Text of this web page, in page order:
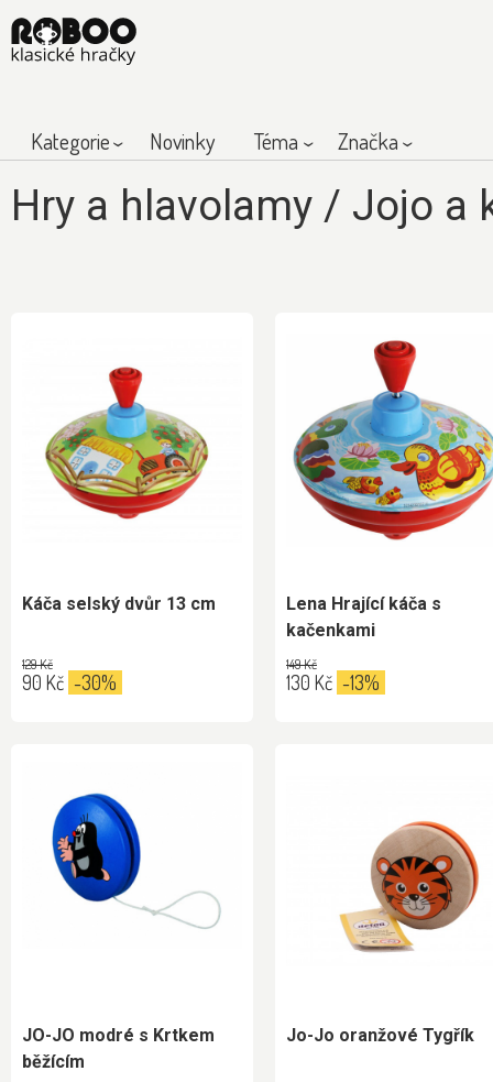
Kategorie Novinky Téma Značka
Hry a hlavolamy / Jojo a
Káča selský dvůr 13 cm
129 Kč
90 Kč -30%
Lena Hrající káča s
kačenkami
149 Kč
130 Kč -13%
JO-JO modré s Krtkem
běžícím
Jo-Jo oranžové Tygřík